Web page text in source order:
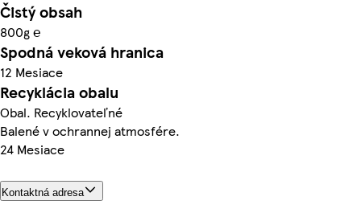
Čistý obsah
800g ℮
Spodná veková hranica
12 Mesiace
Recyklácia obalu
Obal. Recyklovateľné
Balené v ochrannej atmosfére.
24 Mesiace
Kontaktná adresa